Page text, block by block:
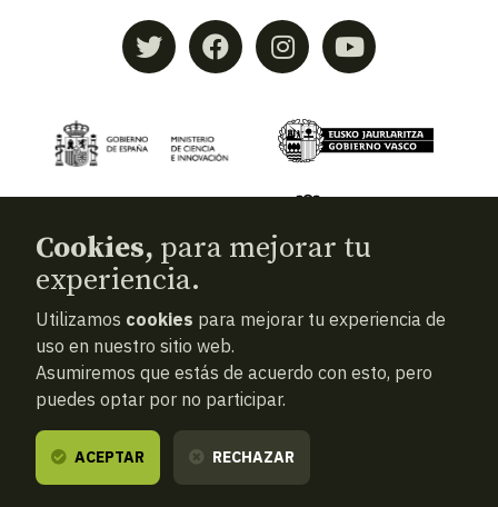
© 2026Aranzadi — Zientzia elkartea
Términos y condiciones
Política de privacidad
Cookies
Cookies, para mejorar tu
experiencia.
Utilizamos cookies para mejorar tu experiencia de
uso en nuestro sitio web.
Asumiremos que estás de acuerdo con esto, pero
puedes optar por no participar.
ACEPTAR RECHAZAR